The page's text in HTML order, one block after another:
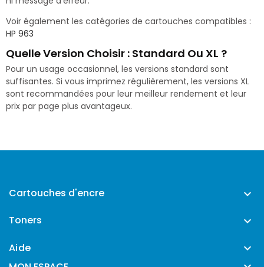
Voir également les catégories de cartouches compatibles :
HP 963
Quelle Version Choisir : Standard Ou XL ?
Pour un usage occasionnel, les versions standard sont
suffisantes. Si vous imprimez régulièrement, les versions XL
sont recommandées pour leur meilleur rendement et leur
prix par page plus avantageux.
Cartouches d'encre 
Toners 
Aide 